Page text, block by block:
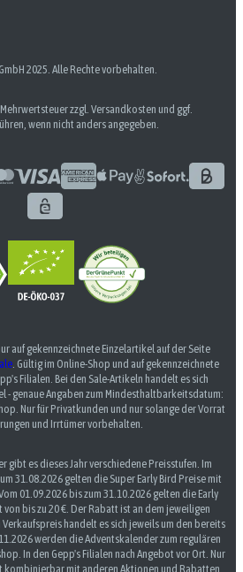
2025. Alle Rechte vorbehalten.
zzgl. Versandkosten und ggf.
wenn nicht anders angegeben.
auf gekennzeichnete Einzelartikel auf der Seite
. Gültig im Online-Shop und auf gekennzeichnete
Filialen. Bei den Sale-Artikeln handelt es sich
- genaue Angaben zum Mindesthaltbarkeitsdatum:
Nur für Privatkunden und nur solange der Vorrat
und Irrtümer vorbehalten.
gibt es dieses Jahr verschiedene Preisstufen. Im
31.08.2026 gelten die Super Early Bird Preise mit
01.09.2026 bis zum 31.10.2026 gelten die Early
bis zu 20 €. Der Rabatt ist an dem jeweiligen
handelt es sich jeweils um den bereits
werden die Adventskalender zum regulären
In den Gepp's Filialen nach Angebot vor Ort. Nur
kombinierbar mit anderen Aktionen und Rabatten.